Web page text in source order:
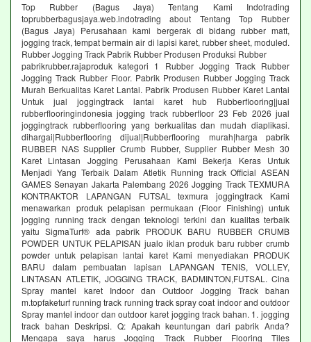
Top Rubber (Bagus Jaya) Tentang Kami Indotrading
toprubberbagusjaya.web.indotrading about Tentang Top Rubber
(Bagus Jaya) Perusahaan kami bergerak di bidang rubber matt,
jogging track, tempat bermain air di lapisi karet, rubber sheet, moduled.
Rubber Jogging Track Pabrik Rubber Produsen Produksi Rubber
pabrikrubber.rajaproduk kategori 1 Rubber Jogging Track Rubber
Jogging Track Rubber Floor. Pabrik Produsen Rubber Jogging Track
Murah Berkualitas Karet Lantai. Pabrik Produsen Rubber Karet Lantai
Untuk jual joggingtrack lantai karet hub Rubberflooring|jual
rubberflooringindonesia jogging track rubberfloor 23 Feb 2026 jual
joggingtrack rubberflooring yang berkualitas dan mudah diaplikasi.
dihargai|Rubberflooring dijual|Rubberflooring murah|harga pabrik
RUBBER NAS Supplier Crumb Rubber, Supplier Rubber Mesh 30
Karet Lintasan Jogging Perusahaan Kami Bekerja Keras Untuk
Menjadi Yang Terbaik Dalam Atletik Running track Official ASEAN
GAMES Senayan Jakarta Palembang 2026 Jogging Track TEXMURA
KONTRAKTOR LAPANGAN FUTSAL texmura joggingtrack Kami
menawarkan produk pelapisan permukaan (Floor Finishing) untuk
jogging running track dengan teknologi terkini dan kualitas terbaik
yaitu SigmaTurf® ada pabrik PRODUK BARU RUBBER CRUMB
POWDER UNTUK PELAPISAN jualo iklan produk baru rubber crumb
powder untuk pelapisan lantai karet Kami menyediakan PRODUK
BARU dalam pembuatan lapisan LAPANGAN TENIS, VOLLEY,
LINTASAN ATLETIK, JOGGING TRACK, BADMINTON,FUTSAL. Cina
Spray mantel karet Indoor dan Outdoor Jogging Track bahan
m.topfaketurf running track running track spray coat indoor and outdoor
Spray mantel indoor dan outdoor karet jogging track bahan. 1. jogging
track bahan Deskripsi. Q: Apakah keuntungan dari pabrik Anda?
Mengapa saya harus Jogging Track Rubber Flooring Tiles